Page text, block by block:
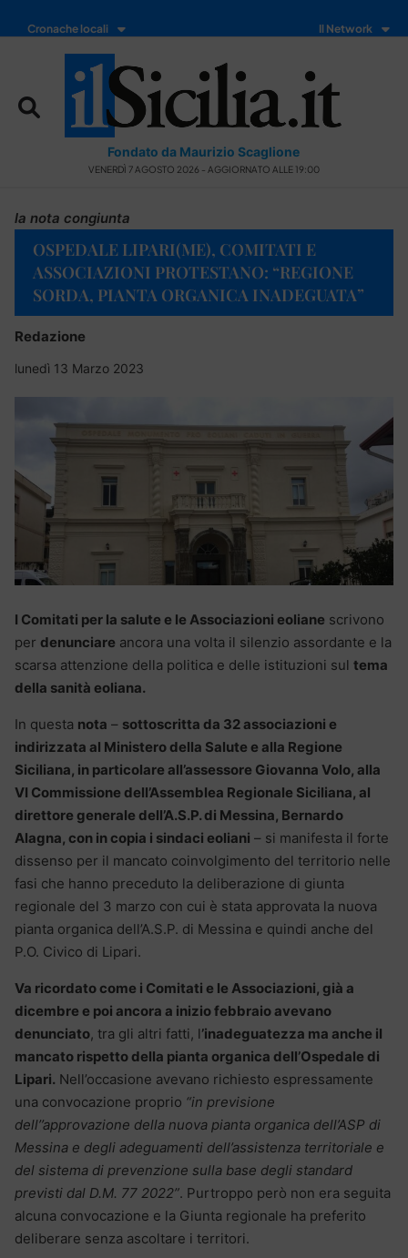
Cronache locali Il Network
Fondato da Maurizio Scaglione
VENERDÌ 7 AGOSTO 2026 - AGGIORNATO ALLE 19:00
la nota congiunta
OSPEDALE LIPARI(ME), COMITATI E
ASSOCIAZIONI PROTESTANO: “REGIONE
SORDA, PIANTA ORGANICA INADEGUATA”
Redazione
lunedì 13 Marzo 2023
I Comitati per la salute e le Associazioni eoliane scrivono
per denunciare ancora una volta il silenzio assordante e la
scarsa attenzione della politica e delle istituzioni sul tema
della sanità eoliana.
In questa nota – sottoscritta da 32 associazioni e
indirizzata al Ministero della Salute e alla Regione
Siciliana, in particolare all’assessore Giovanna Volo, alla
VI Commissione dell’Assemblea Regionale Siciliana, al
direttore generale dell’A.S.P. di Messina, Bernardo
Alagna, con in copia i sindaci eoliani – si manifesta il forte
dissenso per il mancato coinvolgimento del territorio nelle
fasi che hanno preceduto la deliberazione di giunta
regionale del 3 marzo con cui è stata approvata la nuova
pianta organica dell’A.S.P. di Messina e quindi anche del
P.O. Civico di Lipari.
Va ricordato come i Comitati e le Associazioni, già a
dicembre e poi ancora a inizio febbraio avevano
denunciato, tra gli altri fatti, l’inadeguatezza ma anche il
mancato rispetto della pianta organica dell’Ospedale di
Lipari. Nell’occasione avevano richiesto espressamente
una convocazione proprio “in previsione
dell’’approvazione della nuova pianta organica dell’ASP di
Messina e degli adeguamenti dell’assistenza territoriale e
del sistema di prevenzione sulla base degli standard
previsti dal D.M. 77 2022”. Purtroppo però non era seguita
alcuna convocazione e la Giunta regionale ha preferito
deliberare senza ascoltare i territori.